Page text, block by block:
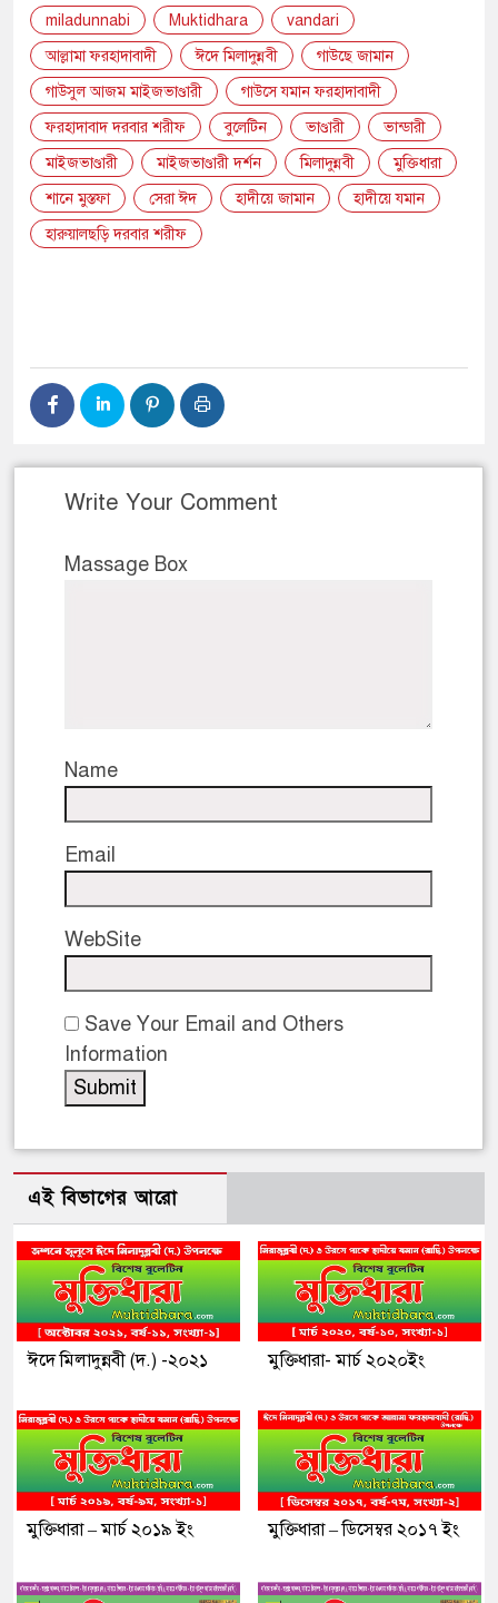
miladunnabi Muktidhara
vandari
আল্লামা ফরহাদাবাদী
ঈদে মিলাদুন্নবী
গাউছে জামান
গাউসুল আজম মাইজভাণ্ডারী
গাউসে যমান ফরহাদাবাদী
ফরহাদাবাদ দরবার শরীফ
বুলেটিন ভাণ্ডারী
ভান্ডারী
মাইজভাণ্ডারী
মাইজভাণ্ডারী দর্শন মিলাদুন্নবী
মুক্তিধারা
শানে মুস্তফা
সেরা ঈদ হাদীয়ে জামান
হাদীয়ে যমান
হারুয়ালছড়ি দরবার শরীফ
Write Your Comment
Massage Box
Name
Email
WebSite
Save Your Email and Others
Information
এই বিভাগের আরো
ঈদে মিলাদুন্নবী (দ.) -২০২১ মুক্তিধারা- মার্চ ২০২০ইং
মুক্তিধারা – মার্চ ২০১৯ ইং মুক্তিধারা – ডিসেম্বর ২০১৭ ইং